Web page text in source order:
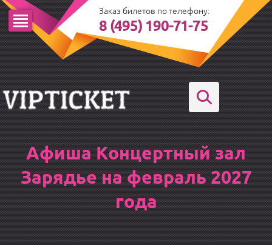
Заказ билетов по телефону:
8 (495) 190-71-75
Афиша Концертный зал
Зарядье на февраль 2027
года